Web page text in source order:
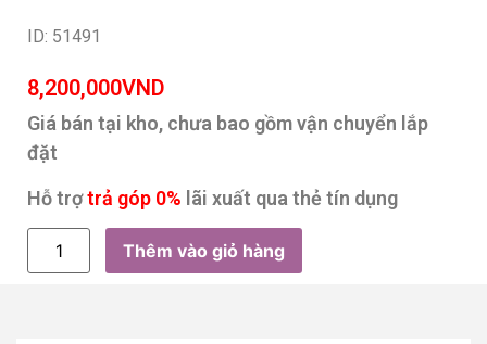
ID: 51491
8,200,000VND
Giá bán tại kho, chưa bao gồm vận chuyển lắp
đặt
Hỗ trợtrả góp 0% lãi xuất qua thẻ tín dụng
Thêm vào giỏ hàng